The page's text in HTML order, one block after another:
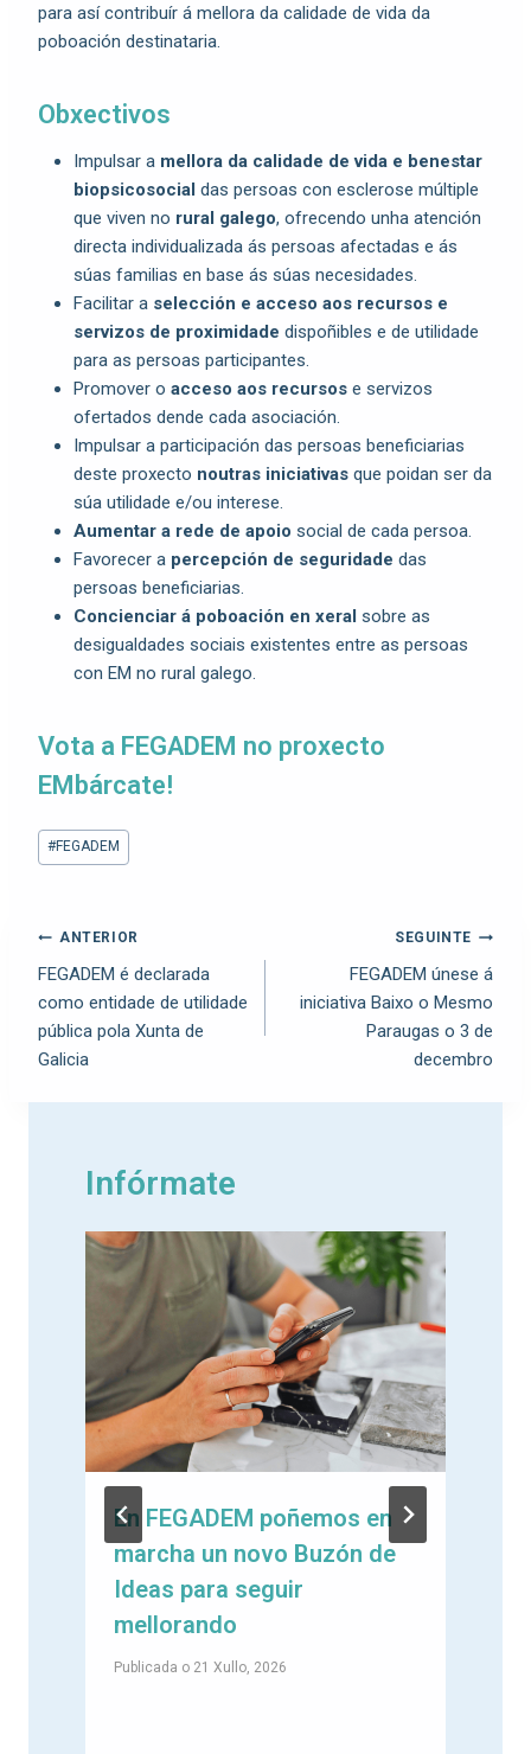
para así contribuír á mellora da calidade de vida da
poboación destinataria.
Obxectivos
Impulsar a mellora da calidade de vida e benestar
biopsicosocial das persoas con esclerose múltiple
que viven no rural galego, ofrecendo unha atención
directa individualizada ás persoas afectadas e ás
súas familias en base ás súas necesidades.
Facilitar a selección e acceso aos recursos e
servizos de proximidade dispoñibles e de utilidade
para as persoas participantes.
Promover o acceso aos recursos e servizos
ofertados dende cada asociación.
Impulsar a participación das persoas beneficiarias
deste proxecto noutras iniciativas que poidan ser da
súa utilidade e/ou interese.
Aumentar a rede de apoio social de cada persoa.
Favorecer a percepción de seguridade das
persoas beneficiarias.
Concienciar á poboación en xeral sobre as
desigualdades sociais existentes entre as persoas
con EM no rural galego.
Vota a FEGADEM no proxecto
EMbárcate!
#FEGADEM
ANTERIOR
FEGADEM é declarada
como entidade de utilidade
pública pola Xunta de
Galicia
SEGUINTE
FEGADEM únese á
iniciativa Baixo o Mesmo
Paraugas o 3 de
decembro
Infórmate
En FEGADEM poñemos en
marcha un novo Buzón de
Ideas para seguir
mellorando
Publicada o 21 Xullo, 2026